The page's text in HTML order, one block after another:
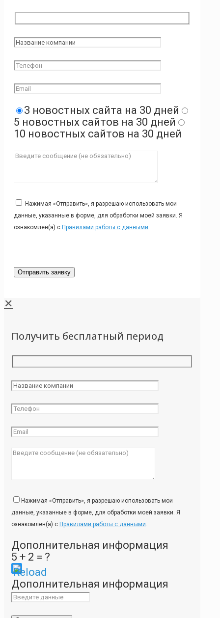
3 новостных сайта на 30 дней
5 новостных сайтов на 30 дней
10 новостных сайтов на 30 дней
Нажимая «Отправить», я разрешаю использовать мои
данные, указанные в форме, для обработки моей заявки. Я
ознакомлен(а) с Правилами работы с данными
✕
Получить бесплатный период
Нажимая «Отправить», я разрешаю использовать мои
данные, указанные в форме, для обработки моей заявки. Я
ознакомлен(а) с Правилами работы с данными.
Дополнительная информация
5 + 2 = ?
Please
enter
Дополнительная информация